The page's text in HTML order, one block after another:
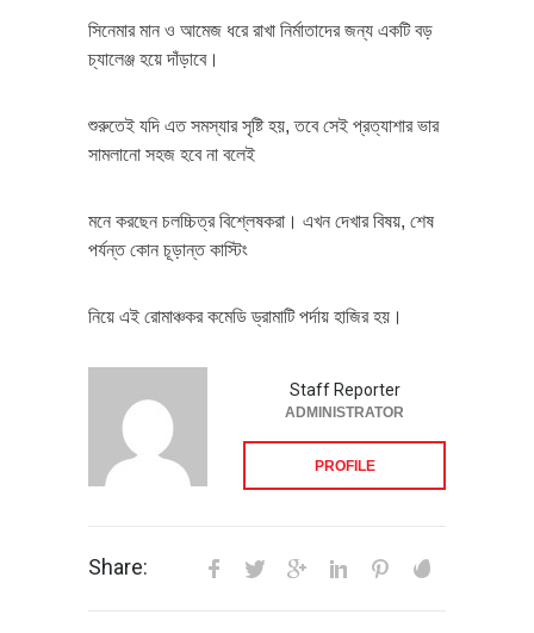
সিনেমার মান ও আমেজ ধরে রাখা নির্মাতাদের জন্য একটি বড়
চ্যালেঞ্জ হয়ে দাঁড়াবে।
শুরুতেই যদি এত সমস্যার সৃষ্টি হয়, তবে সেই প্রত্যাশার ভার
সামলানো সহজ হবে না বলেই
মনে করছেন চলচ্চিত্র বিশ্লেষকরা। এখন দেখার বিষয়, শেষ
পর্যন্ত কোন চূড়ান্ত কাস্টিং
নিয়ে এই রোমাঞ্চকর কমেডি ড্রামাটি পর্দায় হাজির হয়।
Staff Reporter
ADMINISTRATOR
PROFILE
Share: